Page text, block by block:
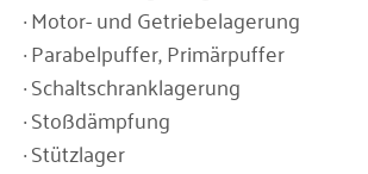
· Motor- und Getriebelagerung
· Parabelpuffer, Primärpuffer
· Schaltschranklagerung
· Stoßdämpfung
· Stützlager